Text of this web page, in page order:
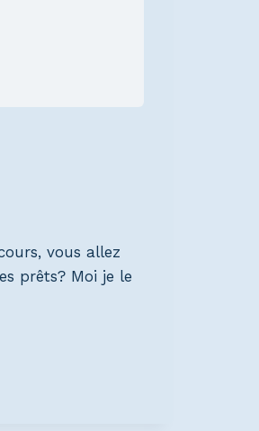
vous allez
prêts? Moi je le